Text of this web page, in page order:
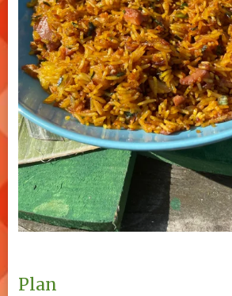
Plan